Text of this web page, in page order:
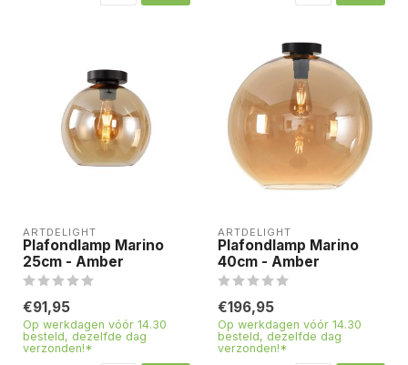
ARTDELIGHT
Plafondlamp Marino
25cm - Amber
€91,95
Op werkdagen vóór 14.30
besteld, dezelfde dag
verzonden!*
ARTDELIGHT
Plafondlamp Marino
40cm - Amber
€196,95
Op werkdagen vóór 14.30
besteld, dezelfde dag
verzonden!*